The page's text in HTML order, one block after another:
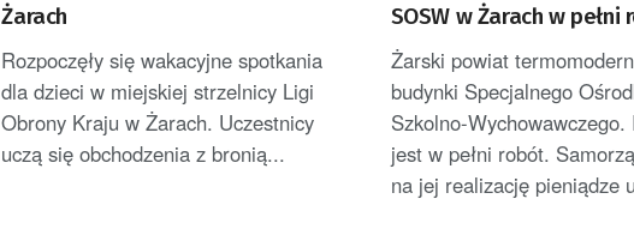
Żarach
Rozpoczęły się wakacyjne spotkania
dla dzieci w miejskiej strzelnicy Ligi
Obrony Kraju w Żarach. Uczestnicy
uczą się obchodzenia z bronią...
SOSW w Żarach w pełni
Żarski powiat
budynki Specjalnego
Szkolno-Wychowawczego.
jest w pełni robót.
na jej realizację pieniądze